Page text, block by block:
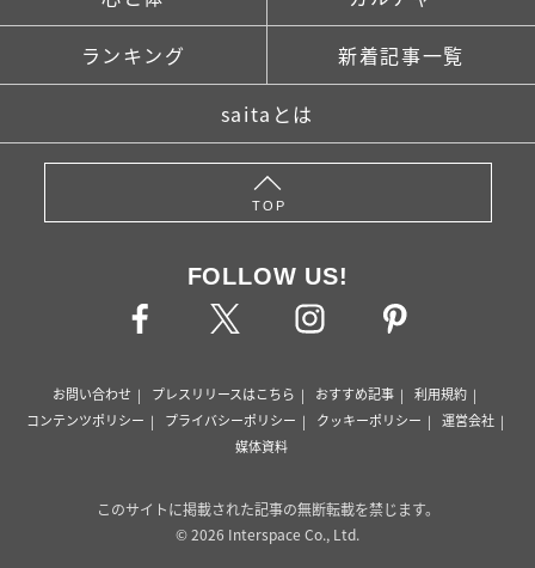
ランキング 新着記事一覧
saitaとは
TOP
FOLLOW US!
お問い合わせ プレスリリースはこちら おすすめ記事
利用規約
コンテンツポリシー
プライバシーポリシー クッキーポリシー
運営会社
媒体資料
このサイトに掲載された記事の無断転載を禁じます。
© 2026 Interspace Co., Ltd.